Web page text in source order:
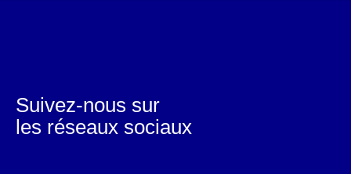
Suivez-nous sur
les réseaux sociaux